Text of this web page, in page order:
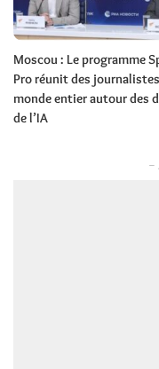
Moscou : Le programme
Pro réunit des
monde entier autour des
de l’IA
–